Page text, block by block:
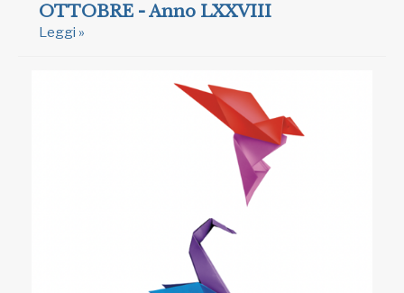
OTTOBRE - Anno LXXVIII
Leggi »